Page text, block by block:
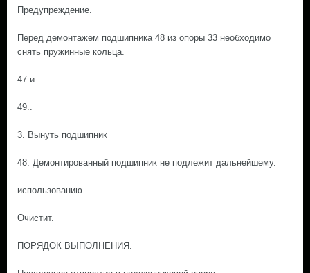
Предупреждение.
Перед демонтажем подшипника 48 из опоры 33 необходимо
снять пружинные кольца.
47 и
49..
3. Вынуть подшипник
48. Демонтированный подшипник не подлежит дальнейшему.
использованию.
Очистит.
ПОРЯДОК ВЫПОЛНЕНИЯ.